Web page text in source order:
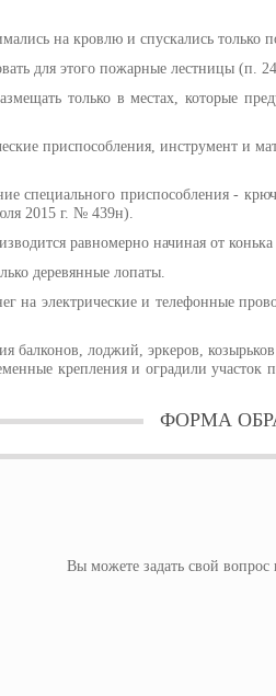
на кровлю и спускались
для этого пожарные лестницы (п.
только в местах, которые
приспособления, инструмент и
специального приспособления -
2015 г. № 439н).
равномерно начиная от
деревянные лопаты.
на электрические и телефонные
балконов, лоджий, эркеров,
крепления и оградили
ФОРМА
Вы можете задать свой